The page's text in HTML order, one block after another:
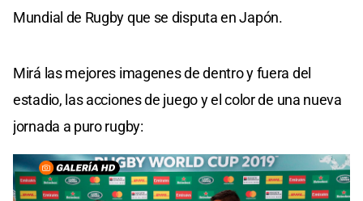
Mundial de Rugby que se disputa en Japón.
Mirá las mejores imagenes de dentro y fuera del
estadio, las acciones de juego y el color de una nueva
jornada a puro rugby: